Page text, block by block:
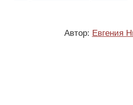
Автор: Евгения